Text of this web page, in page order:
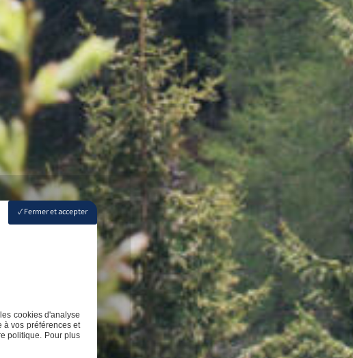
Fermer et accepter
cookies d'analyse
à vos préférences et
politique. Pour plus